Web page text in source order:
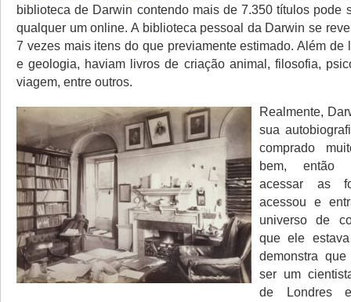
biblioteca de Darwin contendo mais de 7.350 títulos pode
qualquer um online. A biblioteca pessoal da Darwin se
7 vezes mais itens do que previamente estimado. Além de
e geologia, haviam livros de criação animal, filosofia,
viagem, entre outros.
Realmente,
sua
comprado
bem, então
acessar as
acessou e
universo de
que ele
demonstra
ser um
de Londres